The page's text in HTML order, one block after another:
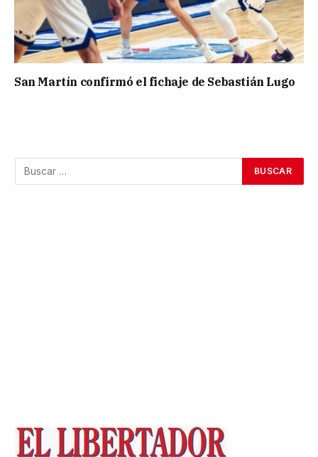
San Martín confirmó el fichaje de Sebastián Lugo